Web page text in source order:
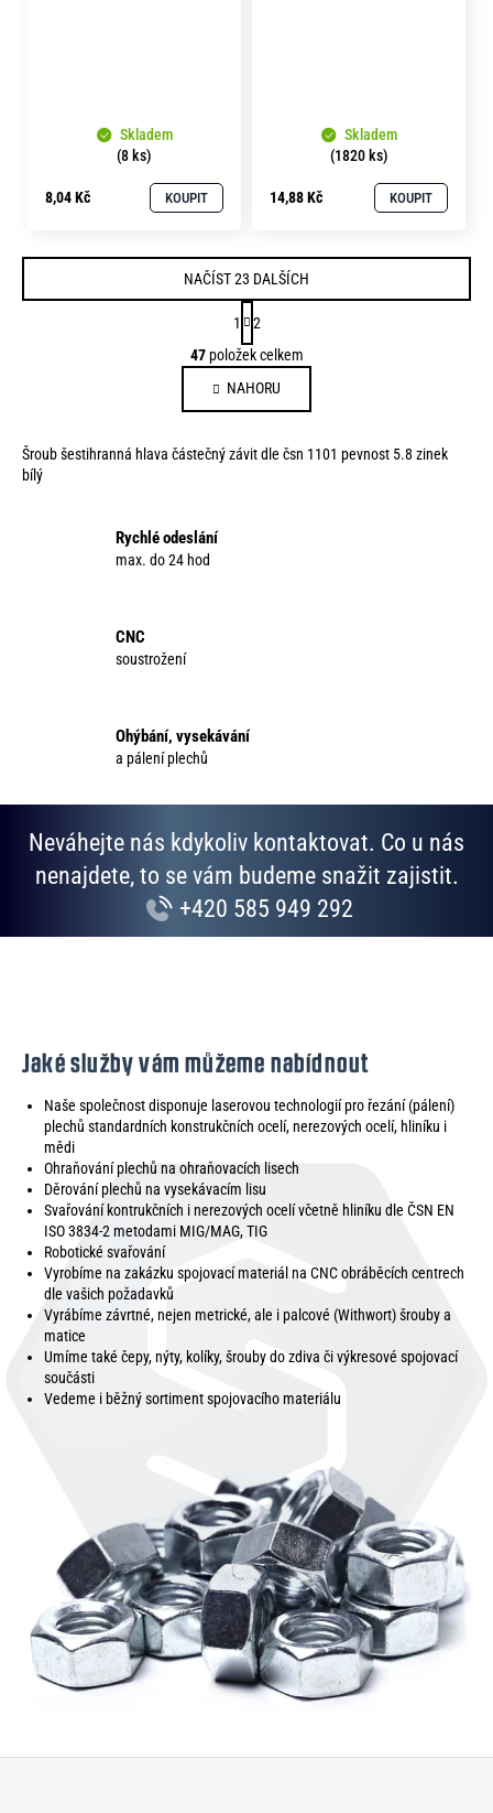
Skladem
(8 ks)
8,04 Kč KOUPIT
Skladem
(1820 ks)
14,88 Kč KOUPIT
O
v
l
á
a
i
NAČÍST 23 DALŠÍCH
r
á
o
1
2
47položek celkem
NAHORU
Šroub šestihranná hlava částečný závit dle čsn 1101 pevnost 5.8 zinek
bílý
Rychlé odeslání
max. do 24 hod
CNC
soustrožení
Ohýbání, vysekávání
a pálení plechů
Neváhejte nás kdykoliv kontaktovat. Co u nás
nenajdete, to se vám budeme snažit zajistit.
+420 585 949 292
Jaké služby vám můžeme nabídnout
Naše společnost disponuje laserovou technologií pro řezání (pálení)
plechů standardních konstrukčních ocelí, nerezových ocelí, hliníku i
mědi
Ohraňování plechů na ohraňovacích lisech
Děrování plechů na vysekávacím lisu
Svařování kontrukčních i nerezových ocelí včetně hliníku dle ČSN EN
ISO 3834-2 metodami MIG/MAG, TIG
Robotické svařování
Vyrobíme na zakázku spojovací materiál na CNC obráběcích centrech
dle vašich požadavků
Vyrábíme závrtné, nejen metrické, ale i palcové (Withwort) šrouby a
matice
Umíme také čepy, nýty, kolíky, šrouby do zdiva či výkresové spojovací
součásti
Vedeme i běžný sortiment spojovacího materiálu